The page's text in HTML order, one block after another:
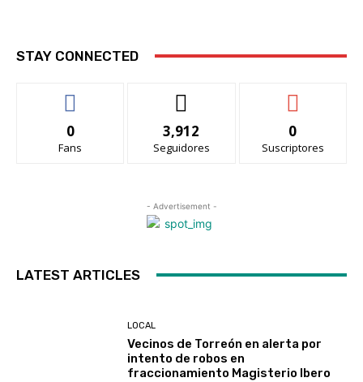
STAY CONNECTED
0
Fans
3,912
Seguidores
0
Suscriptores
- Advertisement -
LATEST ARTICLES
LOCAL
Vecinos de Torreón en alerta por
intento de robos en
fraccionamiento Magisterio Ibero